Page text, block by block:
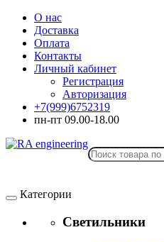
О нас
Доставка
Оплата
Контакты
Личный кабинет
Регистрация
Авторизация
+7(999)6752319
пн-пт 09.00-18.00
Категории
Светильники